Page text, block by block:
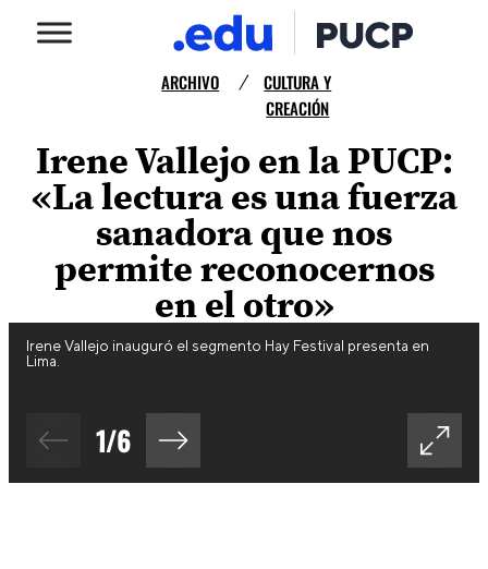
ARCHIVO /
CULTURA Y
CREACIÓN
Irene Vallejo en la PUCP:
«La lectura es una fuerza
sanadora que nos
permite reconocernos
en el otro»
Irene Vallejo inauguró el segmento Hay Festival presenta en
Lima.
1/6